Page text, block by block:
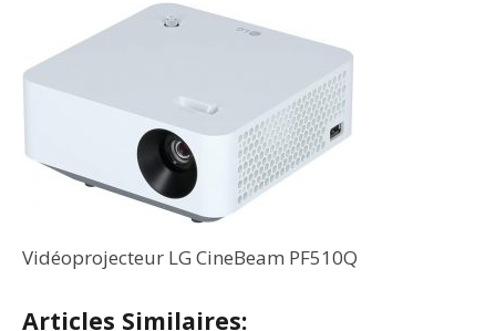
Vidéoprojecteur LG CineBeam PF510Q
Articles Similaires: